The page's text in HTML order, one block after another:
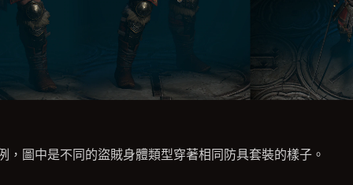
，圖中是不同的盜賊身體類型穿著相同防具套裝的樣子。